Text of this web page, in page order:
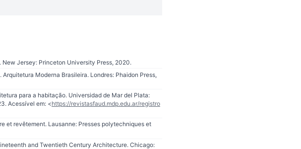
New Jersey: Princeton University Press, 2020.
Moderna Brasileira. Londres: Phaidon Press,
para a habitação. Universidad de Mar del Plata:
Acessível em: <https://revistasfaud.mdp.edu.ar/registro
et revêtement. Lausanne: Presses polytechniques et
and Twentieth Century Architecture. Chicago: